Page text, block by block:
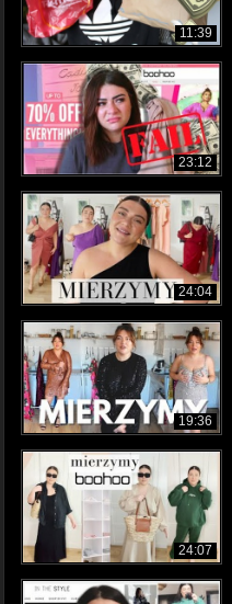
11:39
23:12
24:04
19:36
24:07